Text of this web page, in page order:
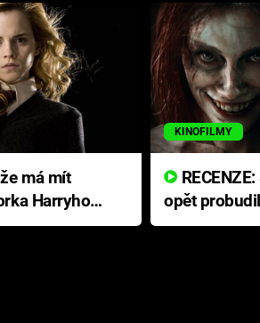
má mít
Harryho
KINOFILMY
opět
přichází s